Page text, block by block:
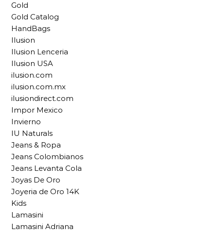
Gold
Gold Catalog
HandBags
Ilusion
Ilusion Lenceria
Ilusion USA
ilusion.com
ilusion.com.mx
ilusiondirect.com
Impor Mexico
Invierno
IU Naturals
Jeans & Ropa
Jeans Colombianos
Jeans Levanta Cola
Joyas De Oro
Joyeria de Oro 14K
Kids
Lamasini
Lamasini Adriana